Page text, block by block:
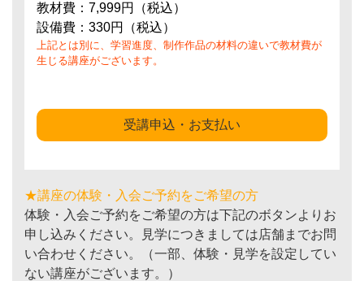
教材費：7,999円（税込）
設備費：330円（税込）
上記とは別に、学習進度、制作作品の材料の違いで教材費が
生じる講座がございます。
受講申込・お支払い
★講座の体験・入会ご予約をご希望の方
体験・入会ご予約をご希望の方は下記のボタンよりお
申し込みください。見学につきましては店舗までお問
い合わせください。（一部、体験・見学を設定してい
ない講座がございます。）